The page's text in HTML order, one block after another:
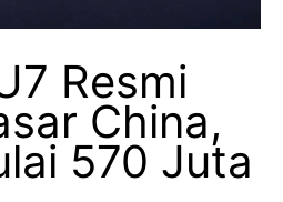
Resmi
China,
570 Juta